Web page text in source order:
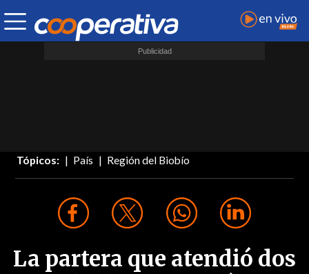
Tópicos: País Región del Biobío
La partera que atendió dos